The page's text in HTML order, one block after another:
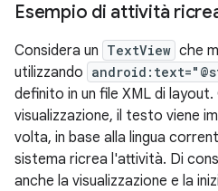
Esempio di attività
Considera un TextView che
utilizzando
definito in un file XML di
visualizzazione, il testo viene
volta, in base alla lingua
sistema ricrea l'attività. Di
anche la visualizzazione e la